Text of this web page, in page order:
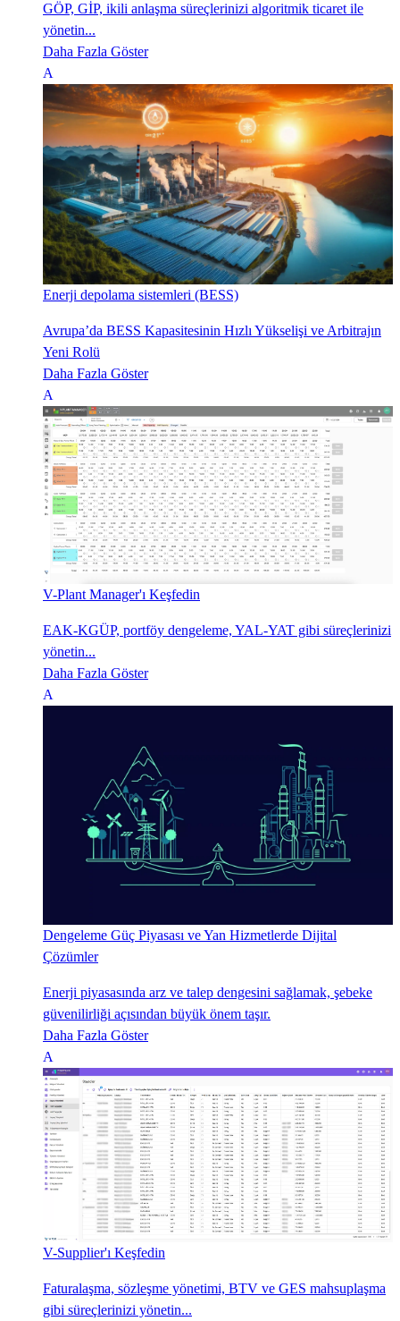
GÖP, GİP, ikili anlaşma süreçlerinizi algoritmik ticaret ile
yönetin...
Daha Fazla Göster
Enerji depolama sistemleri (BESS)
Avrupa’da BESS Kapasitesinin Hızlı Yükselişi ve Arbitrajın
Yeni Rolü
Daha Fazla Göster
V-Plant Manager'ı Keşfedin
EAK-KGÜP, portföy dengeleme, YAL-YAT gibi süreçlerinizi
yönetin...
Daha Fazla Göster
Dengeleme Güç Piyasası ve Yan Hizmetlerde Dijital
Çözümler
Enerji piyasasında arz ve talep dengesini sağlamak, şebeke
güvenilirliği açısından büyük önem taşır.
Daha Fazla Göster
V-Supplier'ı Keşfedin
Faturalaşma, sözleşme yönetimi, BTV ve GES mahsuplaşma
gibi süreçlerinizi yönetin...